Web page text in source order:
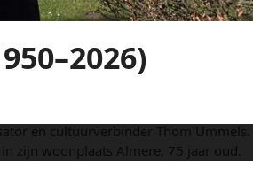
en cultuurverbinder Thom Ummels.
zijn woonplaats Almere, 75 jaar oud.